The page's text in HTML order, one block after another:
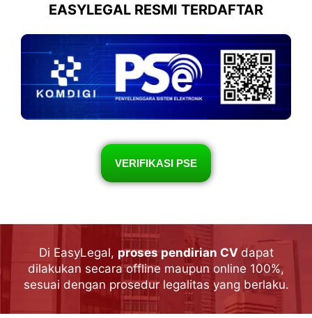
EASYLEGAL RESMI TERDAFTAR
VERIFIKASI PSE
Di EasyLegal, proses pendirian CV dapat
dilakukan secara offline maupun online 100%,
sesuai dengan prosedur legalitas yang berlaku.